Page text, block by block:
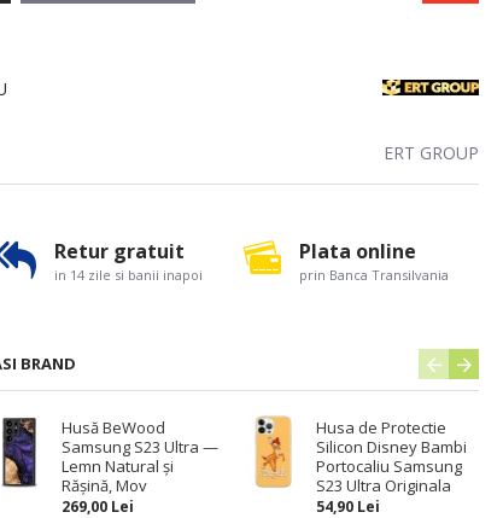
ERT GROUP
BRAND
Husă BeWood
Samsung S23 Ultra —
Lemn Natural și
Rășină, Mov
269,00 Lei
Husa de Protectie
Silicon Disney Bambi
Portocaliu Samsung
S23 Ultra Originala
54,90 Lei
Retur gratuit
in 14 zile si banii inapoi
Plata online
prin Banca Transilvania